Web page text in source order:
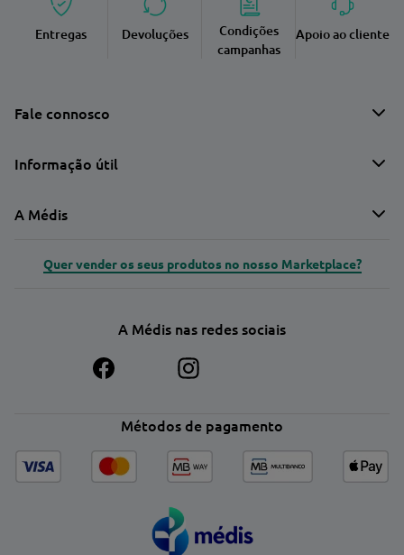
Entregas Devoluções
Condições
campanhas
Apoio ao cliente
Fale connosco
Informação útil
A Médis
Quer vender os seus produtos no nosso Marketplace?
A Médis nas redes sociais
Métodos de pagamento